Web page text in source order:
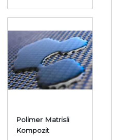
Polimer Matrisli
Kompozit